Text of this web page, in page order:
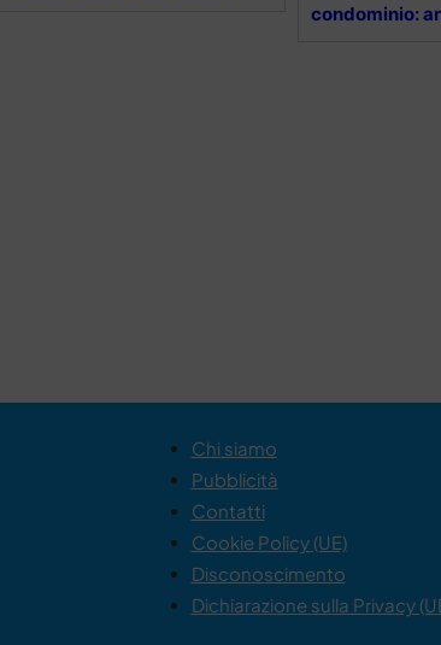
condominio:
Chi siamo
Pubblicità
Contatti
Cookie Policy (UE)
Disconoscimento
Dichiarazione sulla Privacy